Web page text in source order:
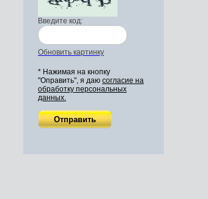
Введите код:
Обновить картинку
* Нажимая на кнопку
"Оправить", я даю согласие на
обработку персональных
данных.